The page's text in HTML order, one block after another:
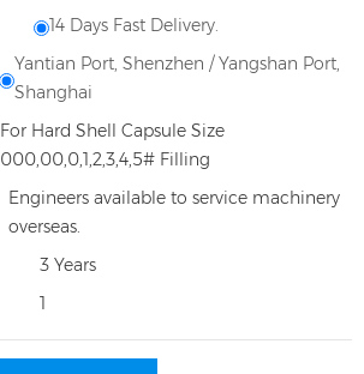
14 Days Fast Delivery.
Yantian Port, Shenzhen / Yangshan Port,
Shanghai
For Hard Shell Capsule Size
000,00,0,1,2,3,4,5# Filling
Engineers available to service machinery
overseas.
3 Years
1